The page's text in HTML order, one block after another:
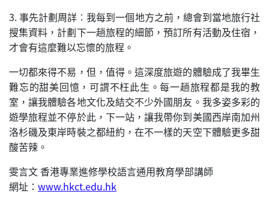
3. 事先計劃周詳︰我每到一個地方之前，總會到當地旅行社
搜集資料，計劃下一趟旅程的細節，預訂所有活動及住宿，
才會有這麼難以忘懷的旅程。
一切都來得不易，但，值得。這深度旅遊的體驗成了我畢生
難忘的甜美回憶，可謂不枉此生。每一趟旅程都是我的教
室，讓我體驗各地文化及結交不少外國朋友。我多姿多彩的
遊學旅程並不停於此，下一站，讓我帶你到美國西岸南加州
洛杉磯及東岸時裝之都紐約，在不一樣的天空下體驗更多甜
酸苦辣。
雯言文 香港專業進修學校語言通用教育學部講師
網址： www.hkct.edu.hk